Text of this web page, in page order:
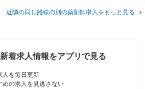
近隣の同じ路線の別の薬剤師求人をもっと見る
着求人情報をアプリで見る
人を毎日更新
めの求人を見逃さない